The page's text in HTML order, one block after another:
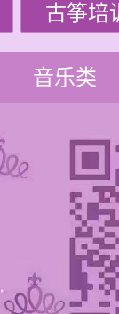
古筝培
音乐类